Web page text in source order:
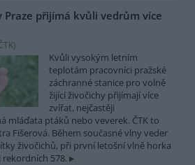
Praze přijímá kvůli vedrům více
)
Kvůli vysokým letním
teplotám pracovníci pražské
záchranné stanice pro volně
žijící živočichy přijímají více
zvířat, nejčastěji
mláďata ptáků nebo veverek. ČTK to
Fišerová. Během současné vlny veder
živočichů, při první letošní vlně horka
578.